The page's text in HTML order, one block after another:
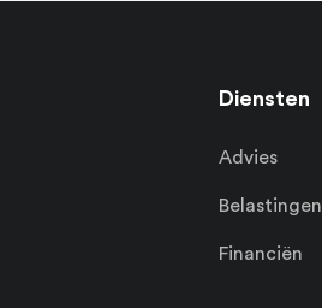
Diensten
Advies
Belastingen
Financiën